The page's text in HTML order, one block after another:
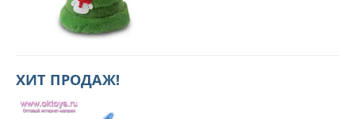
ХИТ ПРОДАЖ!